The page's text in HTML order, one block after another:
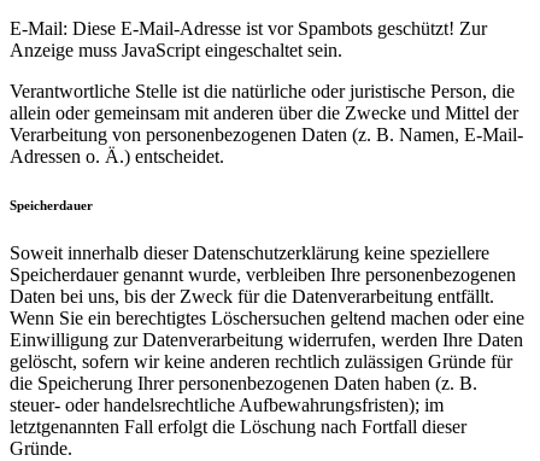
E-Mail: Diese E-Mail-Adresse ist vor Spambots geschützt! Zur
Anzeige muss JavaScript eingeschaltet sein.
Verantwortliche Stelle ist die natürliche oder juristische Person, die
allein oder gemeinsam mit anderen über die Zwecke und Mittel der
Verarbeitung von personenbezogenen Daten (z. B. Namen, E-Mail-
Adressen o. Ä.) entscheidet.
Speicherdauer
Soweit innerhalb dieser Datenschutzerklärung keine speziellere
Speicherdauer genannt wurde, verbleiben Ihre personenbezogenen
Daten bei uns, bis der Zweck für die Datenverarbeitung entfällt.
Wenn Sie ein berechtigtes Löschersuchen geltend machen oder eine
Einwilligung zur Datenverarbeitung widerrufen, werden Ihre Daten
gelöscht, sofern wir keine anderen rechtlich zulässigen Gründe für
die Speicherung Ihrer personenbezogenen Daten haben (z. B.
steuer- oder handelsrechtliche Aufbewahrungsfristen); im
letztgenannten Fall erfolgt die Löschung nach Fortfall dieser
Gründe.